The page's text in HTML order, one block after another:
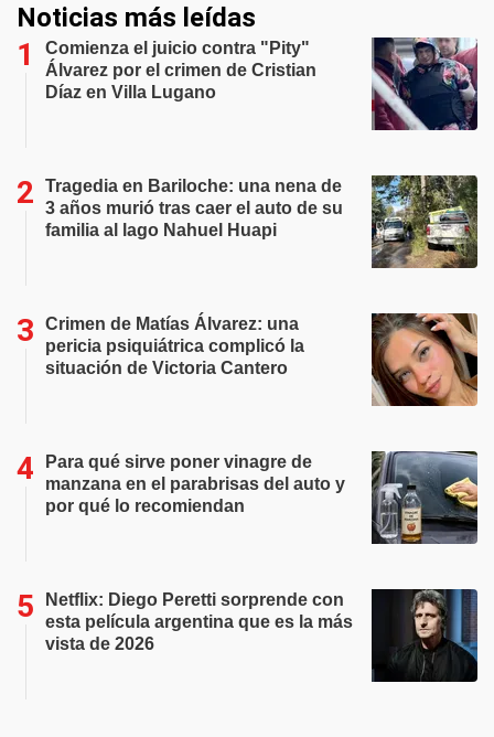
Noticias más leídas
Comienza el juicio contra "Pity"
Álvarez por el crimen de Cristian
Díaz en Villa Lugano
Tragedia en Bariloche: una nena de
3 años murió tras caer el auto de su
familia al lago Nahuel Huapi
Crimen de Matías Álvarez: una
pericia psiquiátrica complicó la
situación de Victoria Cantero
Para qué sirve poner vinagre de
manzana en el parabrisas del auto y
por qué lo recomiendan
Netflix: Diego Peretti sorprende con
esta película argentina que es la más
vista de 2026